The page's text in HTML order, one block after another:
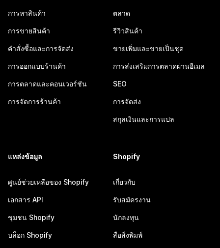
การหาสินค้า
การขายสินค้า
คำสั่งซื้อและการจัดส่ง
การออกแบบร้านค้า
การตลาดและคอนเวอร์ชัน
การจัดการร้านค้า
ตลาด
รีวิวสินค้า
ขายเพิ่มและขายเป็นชุด
การส่งเสริมการตลาดผ่านอีเมล
SEO
การจัดส่ง
สกุลเงินและการแปล
แหล่งข้อมูล
ศูนย์ช่วยเหลือของ Shopify
เอกสาร API
ชุมชน Shopify
บล็อก Shopify
Shopify
เกี่ยวกับ
รับสมัครงาน
นักลงทุน
สื่อสิ่งพิมพ์